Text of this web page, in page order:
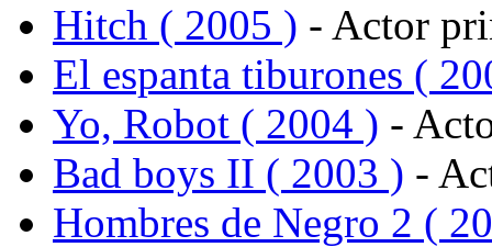
Hitch ( 2005 ) - Actor
El espanta tiburones (
Yo, Robot ( 2004 ) -
Bad boys II ( 2003 ) -
Hombres de Negro 2 (